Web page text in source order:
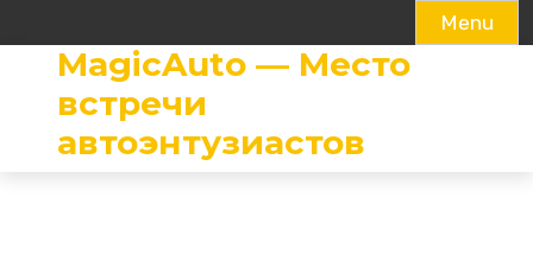
Menu
content
MagicAuto — Место
встречи
автоэнтузиастов